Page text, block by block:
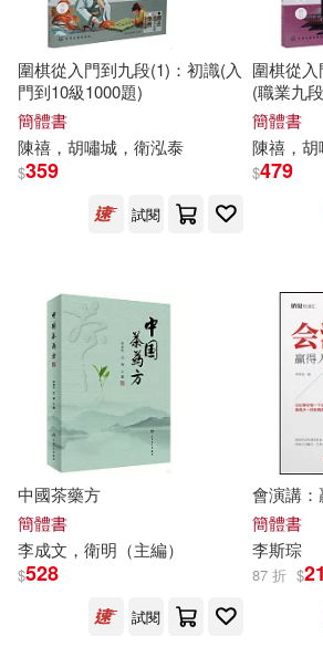
李崇建(16) 李欣頻(16)
查爾斯．狄更斯(16) 衛亞
衛天一(16)
衛生專業技術資格考試研究專
(16)
（法）瑪格麗特·杜拉斯(16)
(德)勃拉姆斯(15)
[韓]李昌鎬(15)
亞莫爾．托歐斯(15)
劉學鍇(15) 姚衛群(15)
天津人民出版社(99)
江蘇人民出版社(99)
新世界出版社(98)
南海出版公司(96)
陝西師範大學出版社(96)
河北教育出版社(95)
圍棋從入門到九段(1)：初識(入
門到10級1000題)
簡體書
陳禧，胡嘯城， 衛泓泰
$359
試閱
圍棋從
(職業九
簡體書
陳禧，胡
$479
中國茶藥方
簡體書
李成文， 衛明（主編）
$528
試閱
會演講
簡體書
李斯琮
87 折 $